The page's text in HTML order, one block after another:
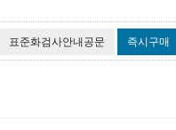
표준화검사안내공문 즉시구매